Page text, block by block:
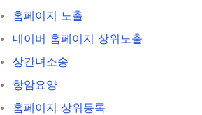
홈페이지 노출
네이버 홈페이지 상위노출
상간녀소송
항암요양
홈페이지 상위등록